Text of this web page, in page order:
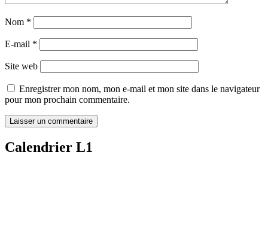
Nom *
E-mail *
Site web
Enregistrer mon nom, mon e-mail et mon site dans le navigateur
pour mon prochain commentaire.
Calendrier L1